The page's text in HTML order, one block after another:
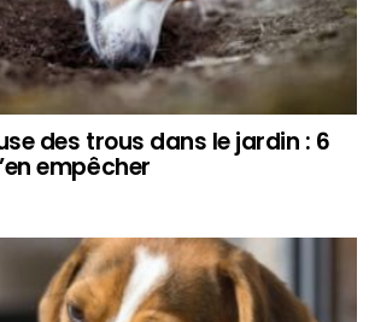
des trous dans le jardin : 6
empêcher